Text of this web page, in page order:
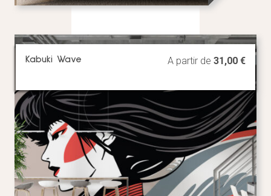
Kabuki Wave A partir de 31,00 €